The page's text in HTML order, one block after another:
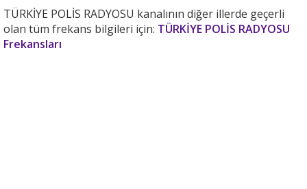
TÜRKİYE POLİS RADYOSU kanalının diğer illerde geçerli
olan tüm frekans bilgileri için: TÜRKİYE POLİS RADYOSU
Frekansları